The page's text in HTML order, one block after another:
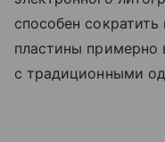
способен
пластины примерно
с традиционными